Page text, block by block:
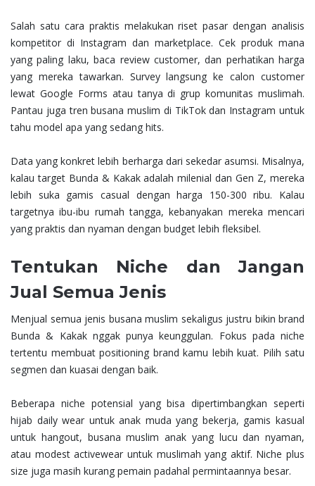
Salah satu cara praktis melakukan riset pasar dengan analisis
kompetitor di Instagram dan marketplace. Cek produk mana
yang paling laku, baca review customer, dan perhatikan harga
yang mereka tawarkan. Survey langsung ke calon customer
lewat Google Forms atau tanya di grup komunitas muslimah.
Pantau juga tren busana muslim di TikTok dan Instagram untuk
tahu model apa yang sedang hits.
Data yang konkret lebih berharga dari sekedar asumsi. Misalnya,
kalau target Bunda & Kakak adalah milenial dan Gen Z, mereka
lebih suka gamis casual dengan harga 150-300 ribu. Kalau
targetnya ibu-ibu rumah tangga, kebanyakan mereka mencari
yang praktis dan nyaman dengan budget lebih fleksibel.
Tentukan Niche dan Jangan
Jual Semua Jenis
Menjual semua jenis busana muslim sekaligus justru bikin brand
Bunda & Kakak nggak punya keunggulan. Fokus pada niche
tertentu membuat positioning brand kamu lebih kuat. Pilih satu
segmen dan kuasai dengan baik.
Beberapa niche potensial yang bisa dipertimbangkan seperti
hijab daily wear untuk anak muda yang bekerja, gamis kasual
untuk hangout, busana muslim anak yang lucu dan nyaman,
atau modest activewear untuk muslimah yang aktif. Niche plus
size juga masih kurang pemain padahal permintaannya besar.